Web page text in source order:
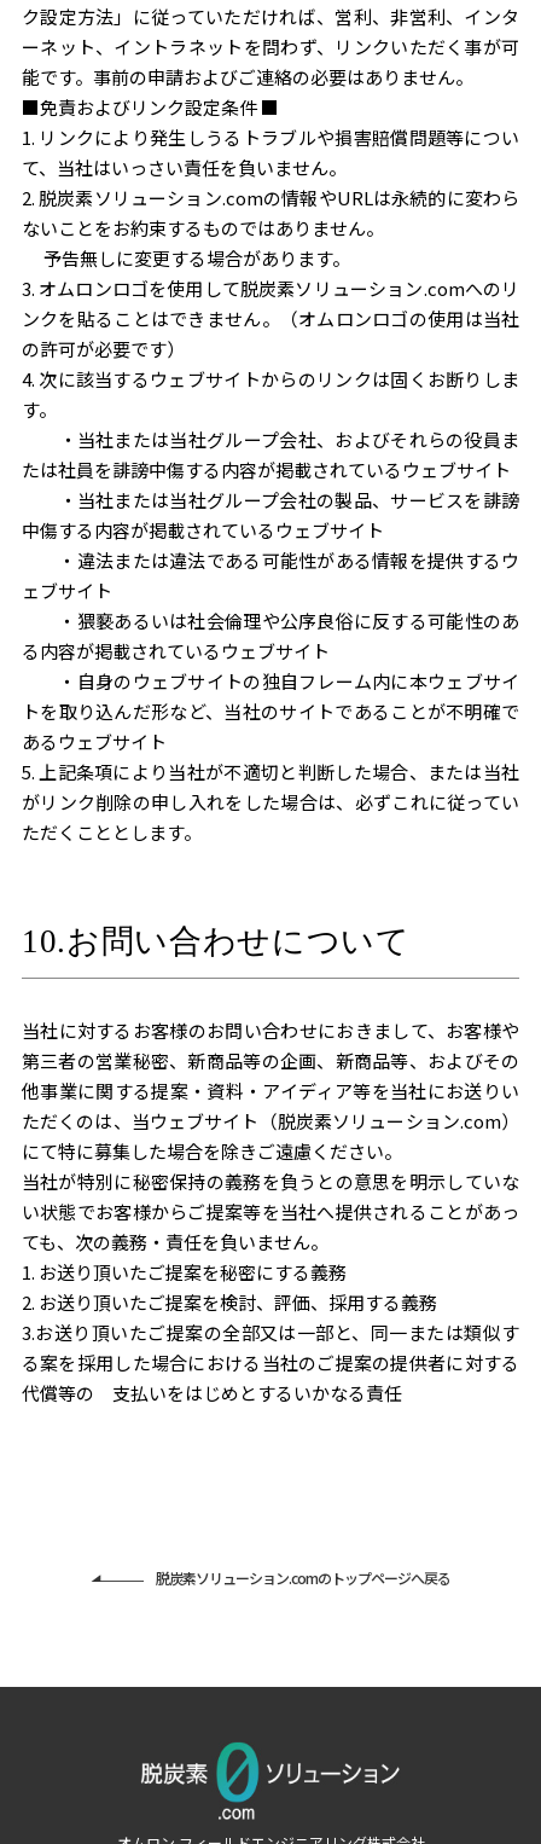
ク設定方法」に従っていただければ、営利、非営利、インタ
ーネット、イントラネットを問わず、リンクいただく事が可
能です。事前の申請およびご連絡の必要はありません。
■免責およびリンク設定条件 ■
1. リンクにより発生しうるトラブルや損害賠償問題等につい
て、当社はいっさい責任を負いません。
2. 脱炭素ソリューション.comの情報やURLは永続的に変わら
ないことをお約束するものではありません。
予告無しに変更する場合があります。
3. オムロンロゴを使用して脱炭素ソリューション.comへのリ
ンクを貼ることはできません。（オムロンロゴの使用は当社
の許可が必要です）
4. 次に該当するウェブサイトからのリンクは固くお断りしま
す。
・当社または当社グループ会社、およびそれらの役員ま
たは社員を誹謗中傷する内容が掲載されているウェブサイト
・当社または当社グループ会社の製品、サービスを誹謗
中傷する内容が掲載されているウェブサイト
・違法または違法である可能性がある情報を提供するウ
ェブサイト
・猥褻あるいは社会倫理や公序良俗に反する可能性のあ
る内容が掲載されているウェブサイト
・自身のウェブサイトの独自フレーム内に本ウェブサイ
トを取り込んだ形など、当社のサイトであることが不明確で
あるウェブサイト
5. 上記条項により当社が不適切と判断した場合、または当社
がリンク削除の申し入れをした場合は、必ずこれに従ってい
ただくこととします。
10.お問い合わせについて
当社に対するお客様のお問い合わせにおきまして、お客様や
第三者の営業秘密、新商品等の企画、新商品等、およびその
他事業に関する提案・資料・アイディア等を当社にお送りい
ただくのは、当ウェブサイト（脱炭素ソリューション.com）
にて特に募集した場合を除きご遠慮ください。
当社が特別に秘密保持の義務を負うとの意思を明示していな
い状態でお客様からご提案等を当社へ提供されることがあっ
ても、次の義務・責任を負いません。
1. お送り頂いたご提案を秘密にする義務
2. お送り頂いたご提案を検討、評価、採用する義務
3.お送り頂いたご提案の全部又は一部と、同一または類似す
る案を採用した場合における当社のご提案の提供者に対する
代償等の 支払いをはじめとするいかなる責任
脱炭素ソリューション.comのトップページへ戻る